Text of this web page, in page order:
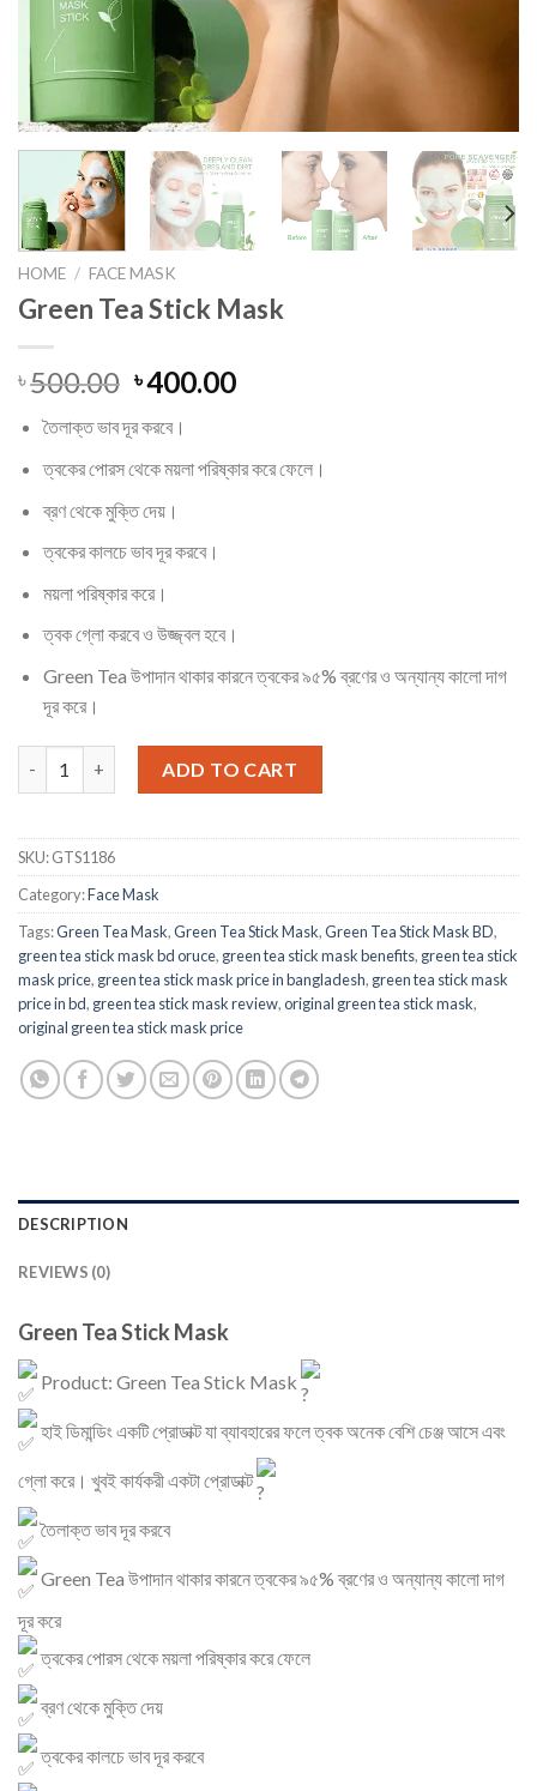
HOME / FACE MASK
Green Tea Stick Mask
৳500.00 Original
was:
৳ 500.00.
৳400.00Current
৳ 400.00.
তৈলাক্ত ভাব দূর করবে।
ত্বকের পোরস থেকে ময়লা পরিষ্কার করে ফেলে।
ব্রণ থেকে মুক্তি দেয়।
ত্বকের কালচে ভাব দূর করবে।
ময়লা পরিষ্কার করে।
ত্বক গ্লো করবে ও উজ্জ্বল হবে।
Green Tea উপাদান থাকার কারনে ত্বকের ৯৫% ব্রণের ও অন্যান্য কালো দাগ
দূর করে।
ADD TO CART
SKU:GTS1186
Category:Face Mask
Tags:Green Tea Mask,Green Tea Stick Mask,Green Tea Stick Mask BD,
green tea stick mask bd oruce, green tea stick mask benefits, green tea stick
mask price, green tea stick mask price in bangladesh, green tea stick mask
price in bd, green tea stick mask review,original green tea stick mask,
original green tea stick mask price
DESCRIPTION
REVIEWS (0)
Green Tea Stick Mask
Product: Green Tea Stick Mask
হাই ডিমান্ডিং একটি প্রোডাক্ট যা ব্যাবহারের ফলে ত্বক অনেক বেশি চেঞ্জ আসে এবং
গ্লো করে। খুবই কার্যকরী একটা প্রোডাক্ট
তৈলাক্ত ভাব দূর করবে
Green Tea উপাদান থাকার কারনে ত্বকের ৯৫% ব্রণের ও অন্যান্য কালো দাগ
দূর করে
ত্বকের পোরস থেকে ময়লা পরিষ্কার করে ফেলে
ব্রণ থেকে মুক্তি দেয়
ত্বকের কালচে ভাব দূর করবে